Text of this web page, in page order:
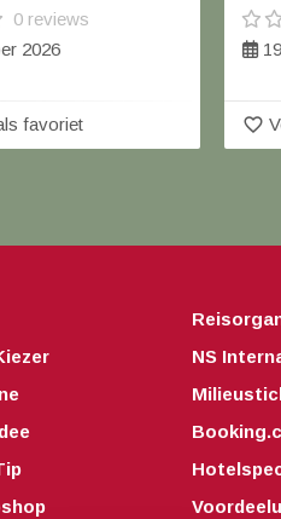
0 reviews
2026
favoriet favorite_border
NS